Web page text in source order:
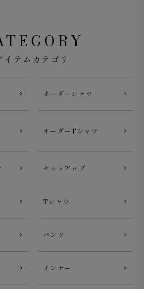
イテムカテゴリ
オーダーシャツ
オーダーTシャツ
セットアップ
Tシャツ
パンツ
インナー